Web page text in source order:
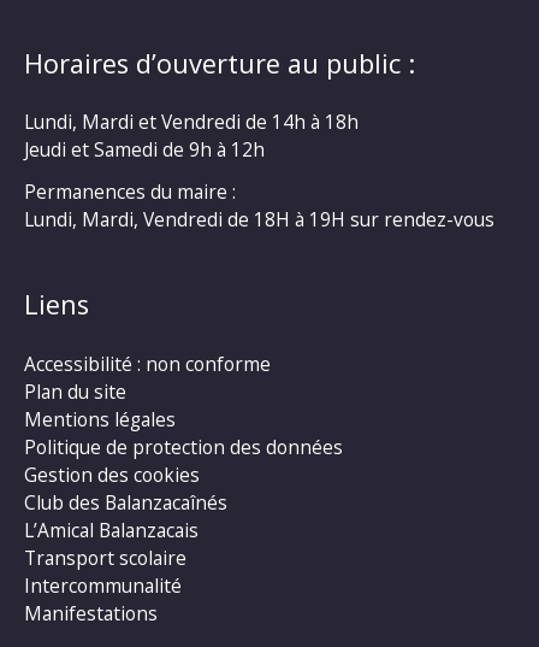
Horaires d’ouverture au public :
Lundi, Mardi et Vendredi de 14h à 18h
Jeudi et Samedi de 9h à 12h
Permanences du maire :
Lundi, Mardi, Vendredi de 18H à 19H sur rendez-vous
Liens
Accessibilité : non conforme
Plan du site
Mentions légales
Politique de protection des données
Gestion des cookies
Club des Balanzacaînés
L’Amical Balanzacais
Transport scolaire
Intercommunalité
Manifestations